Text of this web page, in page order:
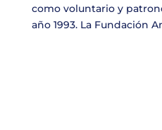
como voluntario y
año 1993. La Fundación